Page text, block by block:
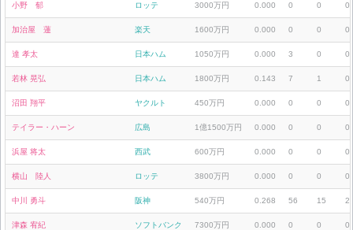
小野 郁 ロッテ 3000万円 0.000 0 0 0
加治屋 蓮 楽天 1600万円 0.000 0 0 0
達 孝太 日本ハム 1050万円 0.000 3 0 0
若林 晃弘 日本ハム 1800万円 0.143 7 1 0
沼田 翔平 ヤクルト 450万円 0.000 0 0 0
テイラー・ハーン 広島 1億1500万円 0.000 0 0 0
浜屋 将太 西武 600万円 0.000 0 0 0
横山 陸人 ロッテ 3800万円 0.000 0 0 0
中川 勇斗 阪神 540万円 0.268 56 15 2
津森 宥紀 ソフトバンク 7300万円 0.000 0 0 0